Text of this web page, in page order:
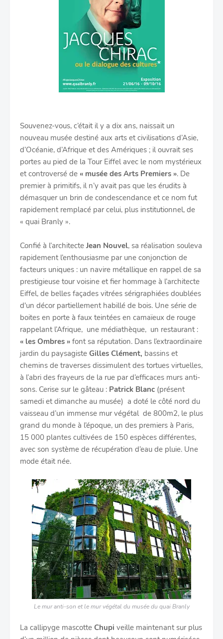
Souvenez-vous, c’était il y a dix ans, naissait un
nouveau musée destiné aux arts et civilisations d’Asie,
d’Océanie, d’Afrique et des Amériques ; il ouvrait ses
portes au pied de la Tour Eiffel avec le nom mystérieux
et controversé de « musée des Arts Premiers ». De
premier à primitifs, il n’y avait pas que les érudits à
démasquer un brin de condescendance et ce nom fut
rapidement remplacé par celui, plus institutionnel, de
« quai Branly ».
Confié à l’architecte Jean Nouvel, sa réalisation souleva
rapidement l’enthousiasme par une conjonction de
facteurs uniques : un navire métallique en rappel de sa
prestigieuse tour voisine et fier hommage à l’architecte
Eiffel, de belles façades vitrées sérigraphiées doublées
d'un décor partiellement habillé de bois. Une série de
boites en porte à faux teintées en camaïeux de rouge
rappelant l’Afrique, une médiathèque, un restaurant :
« les Ombres » font sa réputation. Dans l’extraordinaire
jardin du paysagiste Gilles Clément, bassins et
chemins de traverses dissimulent des tortues virtuelles,
à l’abri des frayeurs de la rue par d’efficaces murs anti-
sons. Cerise sur le gâteau : Patrick Blanc (présent
samedi et dimanche au musée) a doté le côté nord du
vaisseau d’un immense mur végétal de 800m2, le plus
grand du monde à l’époque, un des premiers à Paris,
15 000 plantes cultivées de 150 espèces différentes,
avec son système de récupération d’eau de pluie. Une
mode était née.
Le mur anti-son et le mur végétal du musée du quai Branly
La callipyge mascotte Chupi veille maintenant sur plus